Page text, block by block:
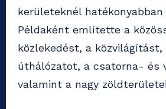
kerületeknél
Példaként említette a
közlekedést, a közvilágítást,
úthálózatot, a csatorna- és
valamint a nagy